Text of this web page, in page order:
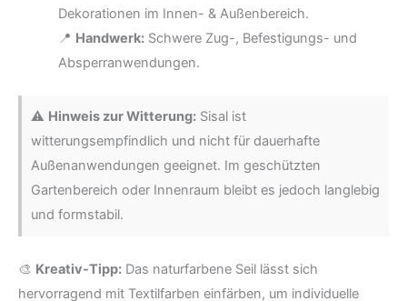
Dekorationen im Innen- & Außenbereich.
📍 Handwerk:Schwere Zug-, Befestigungs- und
Absperranwendungen.
⚠️ Hinweis zur Witterung: Sisal ist
witterungsempfindlich und nicht für dauerhafte
Außenanwendungen geeignet. Im geschützten
Gartenbereich oder Innenraum bleibt es jedoch langlebig
und formstabil.
🎨 Kreativ-Tipp: Das naturfarbene Seil lässt sich
hervorragend mit Textilfarben einfärben, um individuelle